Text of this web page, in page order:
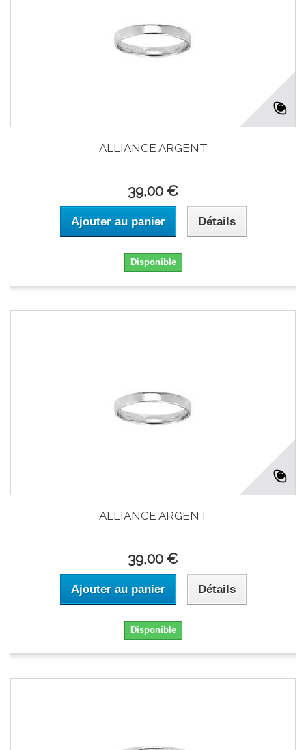
ALLIANCE ARGENT
39,00 €
Ajouter au panier Détails
Disponible
ALLIANCE ARGENT
39,00 €
Ajouter au panier Détails
Disponible